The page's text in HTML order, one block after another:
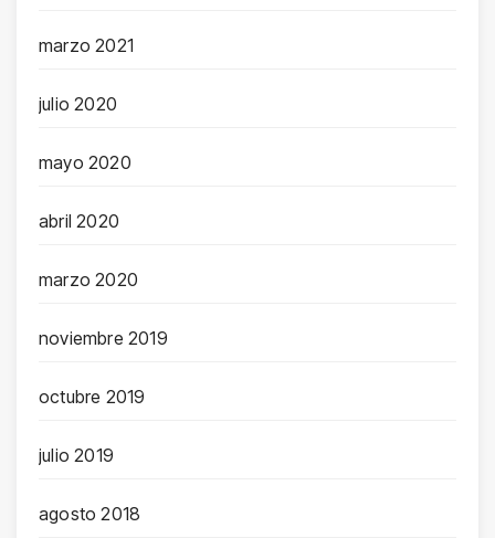
marzo 2021
julio 2020
mayo 2020
abril 2020
marzo 2020
noviembre 2019
octubre 2019
julio 2019
agosto 2018